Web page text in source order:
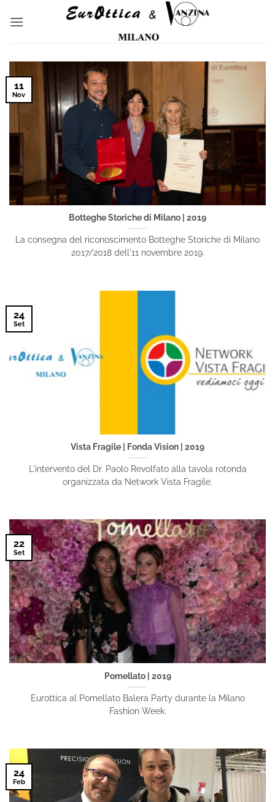
Botteghe Storiche di Milano | 2019
La consegna del riconoscimento Botteghe Storiche di Milano
2017/2018 dell'11 novembre 2019.
11
Nov
Vista Fragile | Fonda Vision | 2019
L'intervento del Dr. Paolo Revolfato alla tavola rotonda
organizzata da Network Vista Fragile.
24
Set
Pomellato | 2019
Eurottica al Pomellato Balera Party durante la Milano
Fashion Week.
22
Set
24
Feb